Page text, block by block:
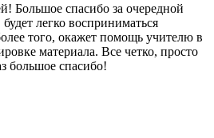
Большое спасибо за очередной
легко восприниматься
того, окажет помощь учителю в
материала. Все четко, просто
большое спасибо!